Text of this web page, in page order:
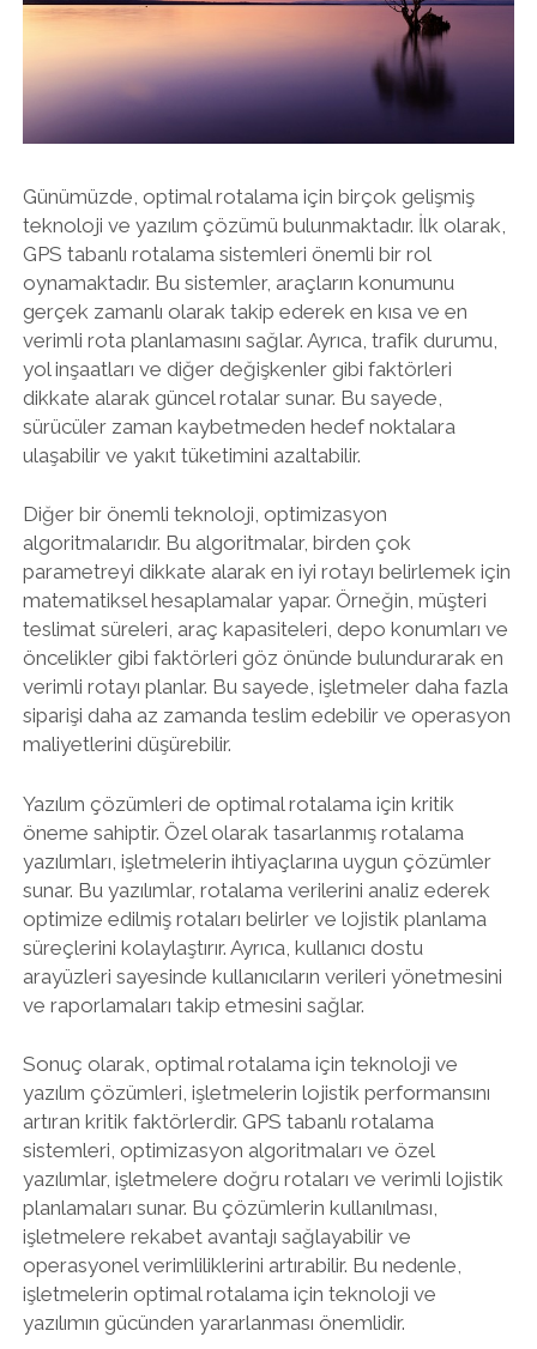
Günümüzde, optimal rotalama için birçok gelişmiş
teknoloji ve yazılım çözümü bulunmaktadır. İlk olarak,
GPS tabanlı rotalama sistemleri önemli bir rol
oynamaktadır. Bu sistemler, araçların konumunu
gerçek zamanlı olarak takip ederek en kısa ve en
verimli rota planlamasını sağlar. Ayrıca, trafik durumu,
yol inşaatları ve diğer değişkenler gibi faktörleri
dikkate alarak güncel rotalar sunar. Bu sayede,
sürücüler zaman kaybetmeden hedef noktalara
ulaşabilir ve yakıt tüketimini azaltabilir.
Diğer bir önemli teknoloji, optimizasyon
algoritmalarıdır. Bu algoritmalar, birden çok
parametreyi dikkate alarak en iyi rotayı belirlemek için
matematiksel hesaplamalar yapar. Örneğin, müşteri
teslimat süreleri, araç kapasiteleri, depo konumları ve
öncelikler gibi faktörleri göz önünde bulundurarak en
verimli rotayı planlar. Bu sayede, işletmeler daha fazla
siparişi daha az zamanda teslim edebilir ve operasyon
maliyetlerini düşürebilir.
Yazılım çözümleri de optimal rotalama için kritik
öneme sahiptir. Özel olarak tasarlanmış rotalama
yazılımları, işletmelerin ihtiyaçlarına uygun çözümler
sunar. Bu yazılımlar, rotalama verilerini analiz ederek
optimize edilmiş rotaları belirler ve lojistik planlama
süreçlerini kolaylaştırır. Ayrıca, kullanıcı dostu
arayüzleri sayesinde kullanıcıların verileri yönetmesini
ve raporlamaları takip etmesini sağlar.
Sonuç olarak, optimal rotalama için teknoloji ve
yazılım çözümleri, işletmelerin lojistik performansını
artıran kritik faktörlerdir. GPS tabanlı rotalama
sistemleri, optimizasyon algoritmaları ve özel
yazılımlar, işletmelere doğru rotaları ve verimli lojistik
planlamaları sunar. Bu çözümlerin kullanılması,
işletmelere rekabet avantajı sağlayabilir ve
operasyonel verimliliklerini artırabilir. Bu nedenle,
işletmelerin optimal rotalama için teknoloji ve
yazılımın gücünden yararlanması önemlidir.